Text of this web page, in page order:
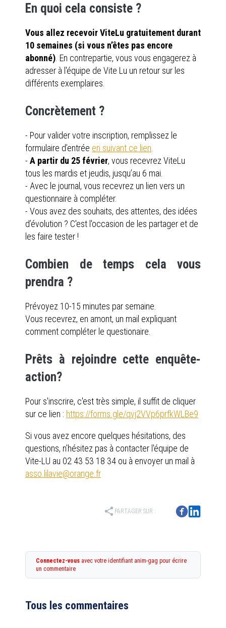
En quoi cela consiste ?
Vous allez recevoir ViteLu gratuitement durant
10 semaines (si vous n’êtes pas encore
abonné) . En contrepartie, vous vous engagerez à
adresser à l'équipe de Vite Lu un retour sur les
différents exemplaires.
Concrètement ?
- Pour valider votre inscription, remplissez le
formulaire d’entrée en suivant ce lien
- A partir du 25 février, vous recevrez ViteLu
tous les mardis et jeudis, jusqu’au 6 mai.
- Avec le journal, vous recevrez un lien vers un
questionnaire à compléter.
- Vous avez des souhaits, des attentes, des idées
d’évolution ? C'est l'occasion de les partager et de
les faire tester !
Combien de temps cela vous
prendra ?
Prévoyez 10-15 minutes par semaine.
Vous recevrez, en amont, un mail expliquant
comment compléter le questionaire.
Prêts à rejoindre cette enquête-
action?
Pour s'inscrire, c'est très simple, il suffit de cliquer
sur ce lien : https://forms.gle/qvj2VVp6prfkWLBe9
Si vous avez encore quelques hésitations, des
questions, n’hésitez pas à contacter l'équipe de
Vite-LU au 02 43 53 18 34 ou à envoyer un mail à
asso.lilavie@orange.fr
share PARTAGER SUR :
Connectez-vous avec votre identifiant anim-gag pour écrire
un commentaire
Tous les commentaires